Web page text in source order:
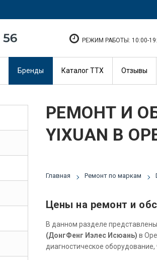
РЕЖИМ РАБОТЫ: 10:00-
Бренды Каталог ТТХ Отзывы
РЕМОНТ И
YIXUAN В
Главная Ремонт по маркам
Цены на ремонт и
В данном разделе
(ДонгФенг Иэлес Исюань) в
диагностическое